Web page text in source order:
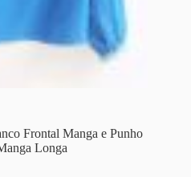
Frontal Manga e Punho
Longa